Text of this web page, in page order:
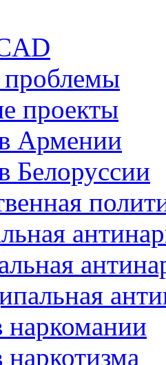
проекты
Армении
Белоруссии
наркомании